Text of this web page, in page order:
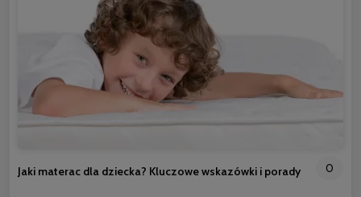
Jaki materac dla dziecka? Kluczowe wskazówki i porady 0